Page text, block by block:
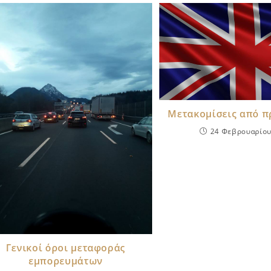
Γενικοί όροι μεταφοράς
εμπορευμάτων
Μετακομίσεις από
24